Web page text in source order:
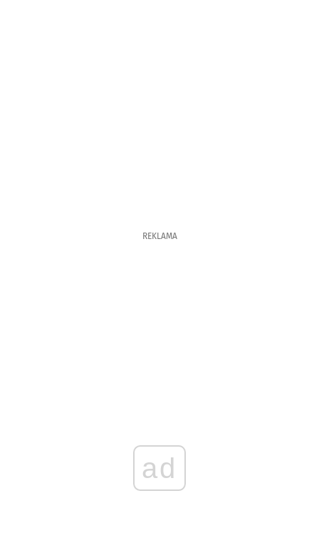
REKLAMA
ad